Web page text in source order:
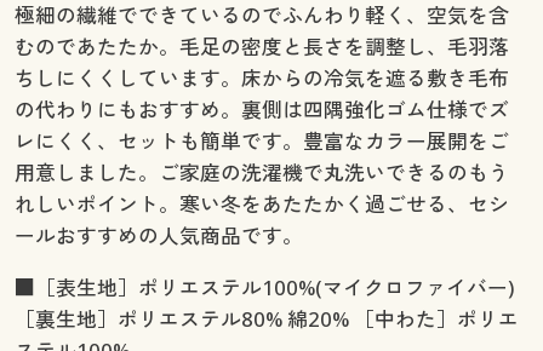
極細の繊維でできているのでふんわり軽く、空気を含
むのであたたか。毛足の密度と長さを調整し、毛羽落
ちしにくくしています。床からの冷気を遮る敷き毛布
の代わりにもおすすめ。裏側は四隅強化ゴム仕様でズ
レにくく、セットも簡単です。豊富なカラー展開をご
用意しました。ご家庭の洗濯機で丸洗いできるのもう
れしいポイント。寒い冬をあたたかく過ごせる、セシ
ールおすすめの人気商品です。
■［表生地］ポリエステル100%(マイクロファイバー)
［裏生地］ポリエステル80% 綿20% ［中わた］ポリエ